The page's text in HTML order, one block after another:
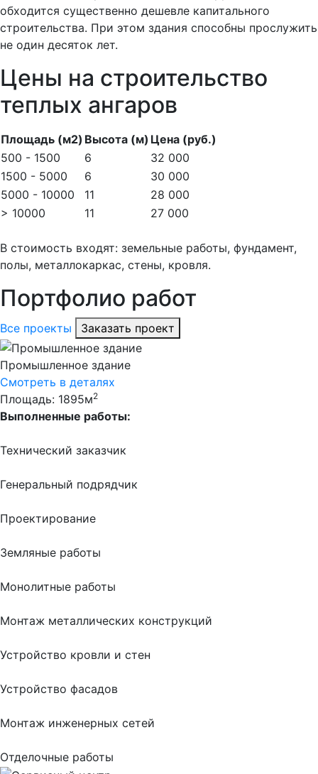
обходится существенно дешевле капитального
строительства. При этом здания способны прослужить
не один десяток лет.
Цены на строительство
теплых ангаров
Площадь (м2) Высота (м) Цена (руб.)
500 - 1500
6
32 000
1500 - 5000
6
30 000
5000 - 10000
11
28 000
> 10000
11 27 000
В стоимость входят: земельные работы, фундамент,
полы, металлокаркас, стены, кровля.
Портфолио работ
Все проекты Заказать проект
Промышленное здание
Смотреть в деталях
Площадь: 1895м2
Выполненные работы:
Технический заказчик
Генеральный подрядчик
Проектирование
Земляные работы
Монолитные работы
Монтаж металлических конструкций
Устройство кровли и стен
Устройство фасадов
Монтаж инженерных сетей
Отделочные работы